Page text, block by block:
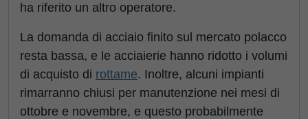
ha riferito un altro operatore.
La domanda di acciaio finito sul mercato polacco
resta bassa, e le acciaierie hanno ridotto i volumi
di acquisto di rottame. Inoltre, alcuni impianti
rimarranno chiusi per manutenzione nei mesi di
ottobre e novembre, e questo probabilmente